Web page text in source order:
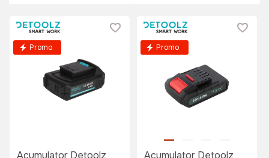
Promo
Acumulator Detoolz
Promo
Acumulator Detoolz